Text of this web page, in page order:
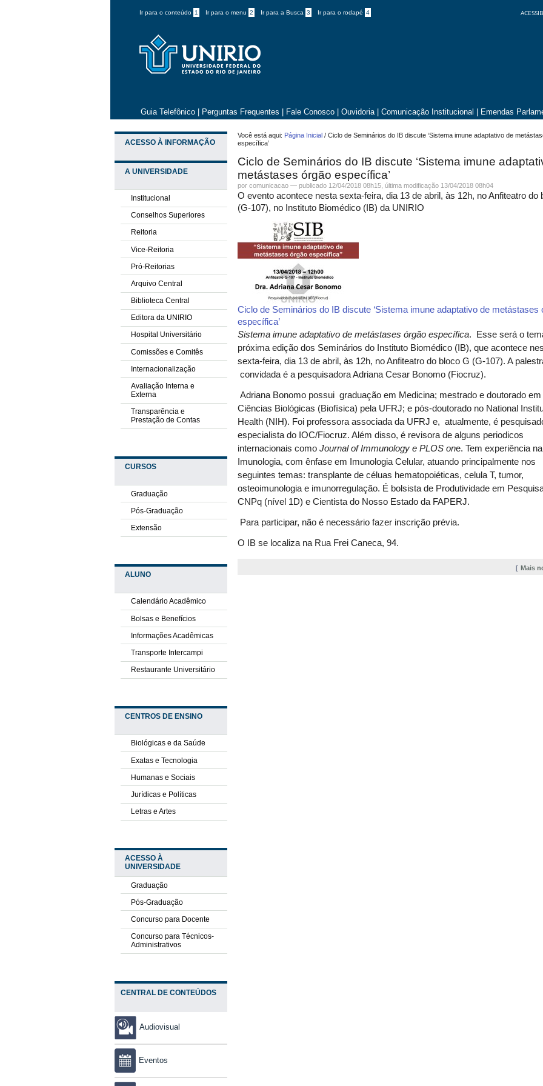
Ir para o conteúdo 1 Ir para o menu 2 Ir para a Busca 3 Ir para o rodapé 4
Guia Telefônico Perguntas Frequentes Fale Conosco Ouvidoria Comunicação Institucional Emendas
ACESSO À INFORMAÇÃO
A UNIVERSIDADE
Institucional
Conselhos Superiores
Reitoria
Vice-Reitoria
Pró-Reitorias
Arquivo Central
Biblioteca Central
Editora da UNIRIO
Hospital Universitário
Comissões e Comitês
Internacionalização
Avaliação Interna e
Externa
Transparência e
Prestação de Contas
CURSOS
Graduação
Pós-Graduação
Extensão
ALUNO
Calendário Acadêmico
Bolsas e Benefícios
Informações Acadêmicas
Transporte Intercampi
Restaurante Universitário
CENTROS DE ENSINO
Biológicas e da Saúde
Exatas e Tecnologia
Humanas e Sociais
Jurídicas e Políticas
Letras e Artes
ACESSO À
UNIVERSIDADE
Graduação
Pós-Graduação
Concurso para Docente
Concurso para Técnicos-
Administrativos
CENTRAL DE CONTEÚDOS
Audiovisual
Eventos
Você está aqui: Página Inicial /Ciclo de Seminários do IB discute ‘Sistema imune adaptativo de
específica’
Ciclo de Seminários do IB discute ‘Sistema imune
metástases órgão específica’
por comunicacao —publicado 12/04/2018 08h15,última modificação 13/04/2018 08h04
O evento acontece nesta sexta-feira, dia 13 de abril, às 12h, no Anfiteatro do
(G-107), no Instituto Biomédico (IB) da UNIRIO
Ciclo de Seminários do IB discute ‘Sistema imune adaptativo de metástases
específica’
Sistema imune adaptativo de metástases órgão específica.
Esse será o
próxima edição dos Seminários do Instituto Biomédico (IB), que acontece
sexta-feira, dia 13 de abril, às 12h, no Anfiteatro do bloco G (G-107). A
convidada é a pesquisadoraAdriana Cesar Bonomo (Fiocruz).
Adriana Bonomo possui graduação em Medicina; mestrado e doutorado em
Ciências Biológicas (Biofísica) pela UFRJ; e pós-doutorado no National
Health (NIH). Foi professora associada da UFRJ e, atualmente, é
especialista do IOC/Fiocruz. Além disso, é revisora de alguns periodicos
internacionais comoJournal of Immunology e PLOS one. Tem experiência
Imunologia, com ênfase em Imunologia Celular, atuando principalmente nos
seguintes temas: transplante de céluas hematopoiéticas, celula T, tumor,
osteoimunologia e imunorregulação. É bolsista de Produtividade em
CNPq (nível 1D) e Cientista do Nosso Estado da FAPERJ.
Para participar, não é necessário fazer inscrição prévia.
O IB se localiza na Rua Frei Caneca, 94.
Mais